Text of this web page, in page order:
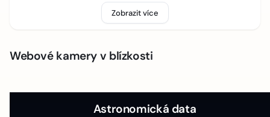
Zobrazit více
Webové kamery v blízkosti
Astronomická data